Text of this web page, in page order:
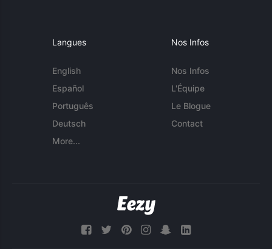
Langues
English
Español
Português
Deutsch
More...
Nos Infos
Nos Infos
L'Équipe
Le Blogue
Contact